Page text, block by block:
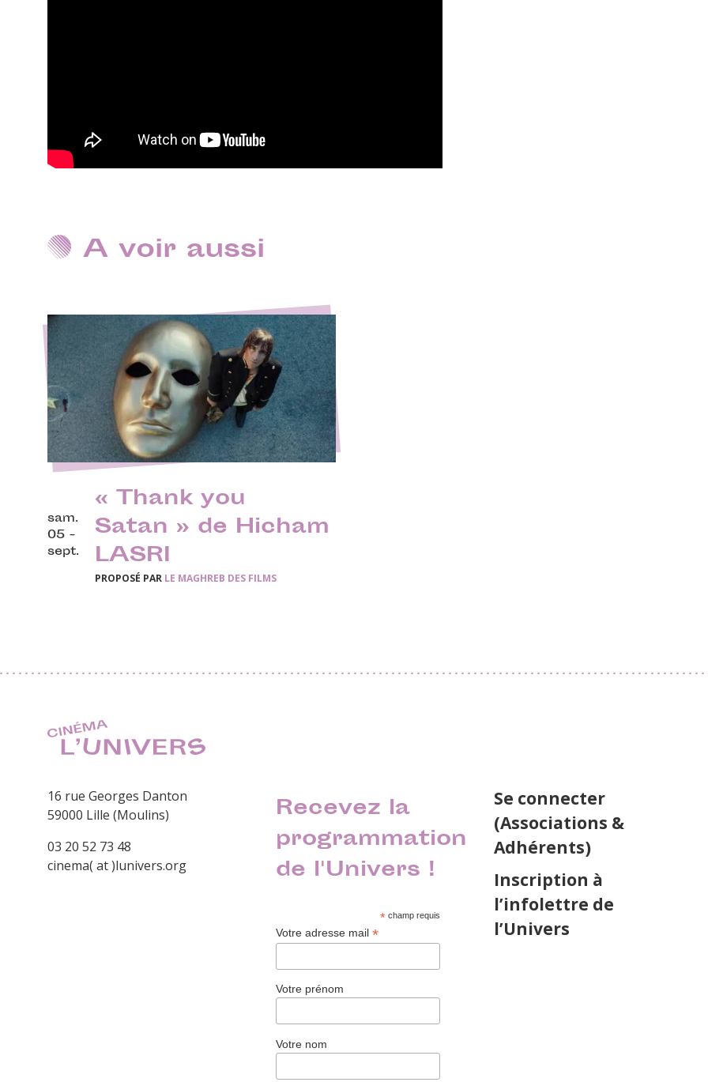
A voir aussi
sam.
05 -
sept.
« Thank you
Satan » de Hicham
LASRI
PROPOSÉ PAR LE MAGHREB DES FILMS
16 rue Georges Danton
59000 Lille (Moulins)
03 20 52 73 48
cinema( at )lunivers.org
Recevez la
programmation
de l'Univers !
*champ requis
Votre adresse mail*
Votre prénom
Votre nom
Se connecter
(Associations &
Adhérents)
Inscription à
l’infolettre de
l’Univers